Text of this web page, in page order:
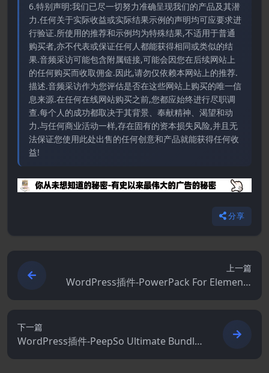
6.特别声明:我们已尽一切努力准确呈现我们的产品及其潜
力.任何关于实际收益或实际结果示例的声明均可应要求进
行验证.所使用的推荐和示例均为特殊结果,不适用于普通
购买者,亦不代表或保证任何人都能获得相同或类似的结
果.音频采访可能包含附属链接,可能会因您在后续网站上
的任何购买而收取佣金.因此,请勿仅依赖本网站上的推荐.
描述.音频采访作为您评估是否在这些网站上购买的唯一信
息来源.在任何在线网站购买之前,您都应始终进行尽职调
查.每个人的成功都取决于其背景、奉献精神、渴望和动
力.与任何商业活动一样,存在固有的资本损失风险,并且无
法保证您使用此处出售的任何创意和产品就能获得任何收
益!
分享
上一篇
WordPress插件-PowerPack For Elements
2.12.10-Elementor插件
下一篇
WordPress插件-PeepSo Ultimate Bundle
7.0.6.0–用户资料和社区WordPress插件